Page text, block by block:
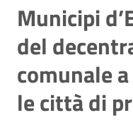
Municipi
del
comunale
le città di